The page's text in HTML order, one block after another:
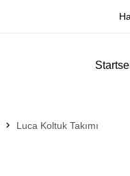
Luca Koltuk Takımı